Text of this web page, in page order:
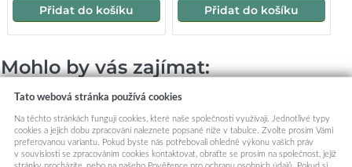
Přidat do košíku Přidat do košíku
Mohlo by vás zajímat:
Tato webová stránka používá cookies
Na těchto stránkách fungují cookies, které naše společnosti využívají. Jednotlivé typy
cookies a jejich dobu zpracování naleznete popsané níže v tabulce. Zvolte prosím Vámi
preferovanou variantu. Pokud byste nás potřebovali ohledně výkonu vašich práv
v souvislosti se zpracováním cookies kontaktovat, obraťte se prosím na společnost, jejíž